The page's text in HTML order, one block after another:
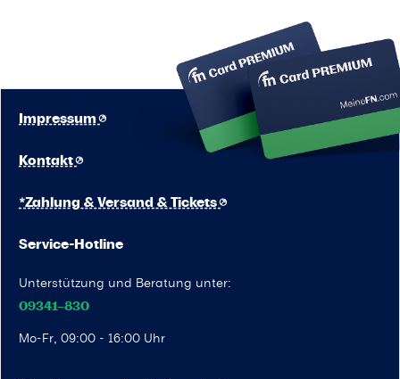
Service-Hotline
Unterstützung und Beratung unter:
09341–830
Mo-Fr, 09:00 - 16:00 Uhr
Kontakt
Impressum
*Zahlung & Versand & Tickets